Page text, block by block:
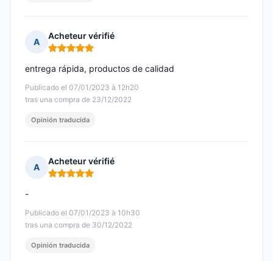
A
Acheteur vérifié
Nota: 5 de 5
Publicado el 07/01/2023 à 12h20
tras una compra de 23/12/2022
entrega rápida, productos de calidad
Opinión traducida
A
Acheteur vérifié
Nota: 5 de 5
Publicado el 07/01/2023 à 10h30
tras una compra de 30/12/2022
-
Opinión traducida